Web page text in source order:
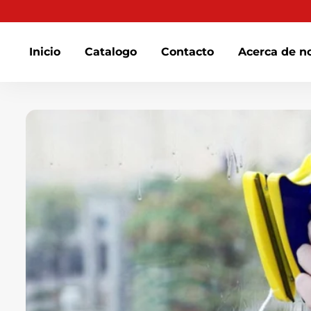
Inicio Catalogo Contacto Acerca de